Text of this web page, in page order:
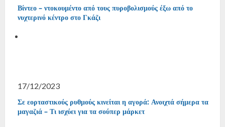
Βίντεο – ντοκουμέντο από τους πυροβολισμούς έξω από το
νυχτερινό κέντρο στο Γκάζι
17/12/2023
Σε εορταστικούς ρυθμούς κινείται η αγορά: Ανοιχτά σήμερα τα
μαγαζιά – Τι ισχύει για τα σούπερ μάρκετ